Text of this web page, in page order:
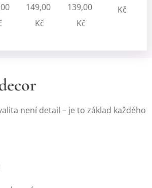
149,00
Kč
139,00
Kč
Kč
není detail – je to základ každého